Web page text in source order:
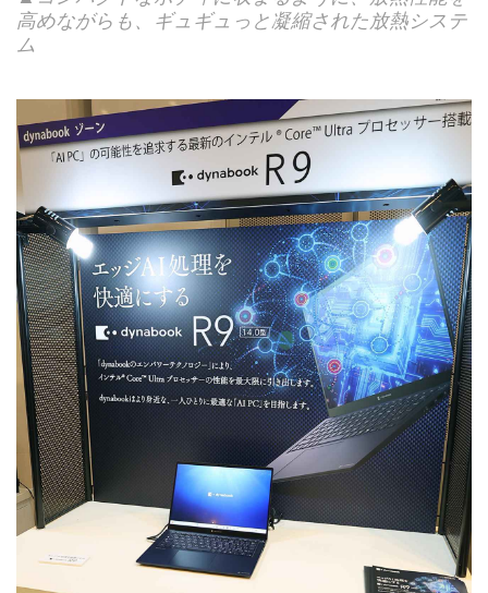
高めながらも、ギュギュっと凝縮された放熱システ
ム